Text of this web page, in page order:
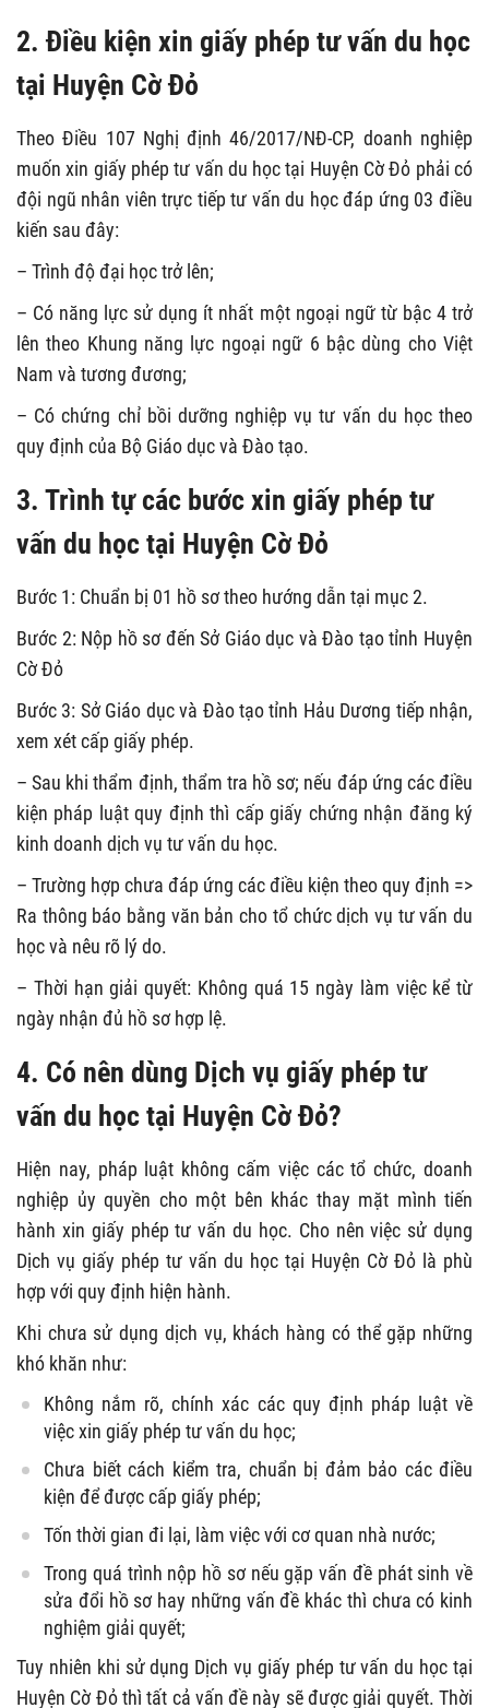
2. Điều kiện xin giấy phép tư vấn du học
tại Huyện Cờ Đỏ
Theo Điều 107 Nghị định 46/2017/NĐ-CP, doanh nghiệp
muốn xin giấy phép tư vấn du học tại Huyện Cờ Đỏ phải có
đội ngũ nhân viên trực tiếp tư vấn du học đáp ứng 03 điều
kiến sau đây:
– Trình độ đại học trở lên;
– Có năng lực sử dụng ít nhất một ngoại ngữ từ bậc 4 trở
lên theo Khung năng lực ngoại ngữ 6 bậc dùng cho Việt
Nam và tương đương;
– Có chứng chỉ bồi dưỡng nghiệp vụ tư vấn du học theo
quy định của Bộ Giáo dục và Đào tạo.
3. Trình tự các bước xin giấy phép tư
vấn du học tại Huyện Cờ Đỏ
Bước 1: Chuẩn bị 01 hồ sơ theo hướng dẫn tại mục 2.
Bước 2: Nộp hồ sơ đến Sở Giáo dục và Đào tạo tỉnh Huyện
Cờ Đỏ
Bước 3: Sở Giáo dục và Đào tạo tỉnh Hảu Dương tiếp nhận,
xem xét cấp giấy phép.
– Sau khi thẩm định, thẩm tra hồ sơ; nếu đáp ứng các điều
kiện pháp luật quy định thì cấp giấy chứng nhận đăng ký
kinh doanh dịch vụ tư vấn du học.
– Trường hợp chưa đáp ứng các điều kiện theo quy định =>
Ra thông báo bằng văn bản cho tổ chức dịch vụ tư vấn du
học và nêu rõ lý do.
– Thời hạn giải quyết: Không quá 15 ngày làm việc kể từ
ngày nhận đủ hồ sơ hợp lệ.
4. Có nên dùng Dịch vụ giấy phép tư
vấn du học tại Huyện Cờ Đỏ?
Hiện nay, pháp luật không cấm việc các tổ chức, doanh
nghiệp ủy quyền cho một bên khác thay mặt mình tiến
hành xin giấy phép tư vấn du học. Cho nên việc sử dụng
Dịch vụ giấy phép tư vấn du học tại Huyện Cờ Đỏ là phù
hợp với quy định hiện hành.
Khi chưa sử dụng dịch vụ, khách hàng có thể gặp những
khó khăn như:
Không nắm rõ, chính xác các quy định pháp luật về
việc xin giấy phép tư vấn du học;
Chưa biết cách kiểm tra, chuẩn bị đảm bảo các điều
kiện để được cấp giấy phép;
Tốn thời gian đi lại, làm việc với cơ quan nhà nước;
Trong quá trình nộp hồ sơ nếu gặp vấn đề phát sinh về
sửa đổi hồ sơ hay những vấn đề khác thì chưa có kinh
nghiệm giải quyết;
Tuy nhiên khi sử dụng Dịch vụ giấy phép tư vấn du học tại
Huyện Cờ Đỏ thì tất cả vấn đề này sẽ được giải quyết. Thời